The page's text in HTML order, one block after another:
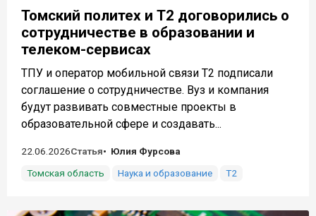
Томский политех и Т2 договорились о
сотрудничестве в образовании и
телеком-сервисах
ТПУ и оператор мобильной связи Т2 подписали
соглашение о сотрудничестве. Вуз и компания
будут развивать совместные проекты в
образовательной сфере и создавать...
22.06.2026Статья
Юлия Фурсова
Томская область
Наука и образование Т2